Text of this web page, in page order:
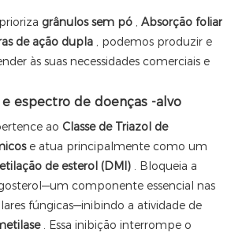
grânulos sem pó , Absorção foliar
de ação dupla , podemos produzir e
às suas necessidades comerciais e
espectro de doenças -alvo
ao Classe de Triazol de
e atua principalmente como um
de esterol (DMI) . Bloqueia a
componente essencial nas
fúngicas—inibindo a atividade de
. Essa inibição interrompe o